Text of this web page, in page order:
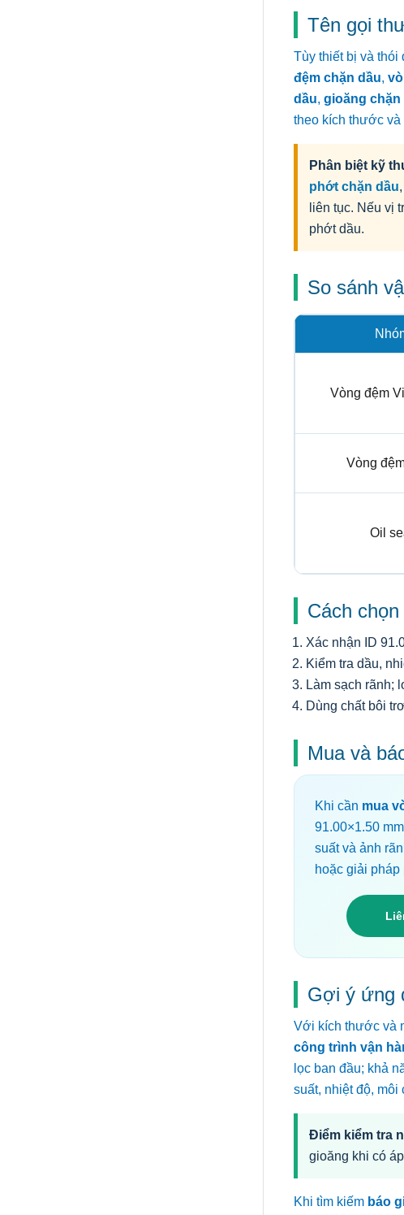
Tên gọi
Tùy thiết bị và thói
đệm chặn dầu,
dầu, gioăng chặn
theo kích thước và
Phân biệt kỹ
phớt chặn dầu,
liên tục. Nếu vị
phớt dầu.
So sánh
Vòng đệm
Vòng
Oil
Cách
Xác nhận ID
Kiểm tra dầu,
Làm sạch rãnh;
Dùng chất bôi
Mua và
Khi cần mua
91.00×1.50
suất và ảnh
hoặc giải pháp
Gợi ý ứng
Với kích thước và
công trình vận
lọc ban đầu; khả
suất, nhiệt độ, môi
Điểm kiểm tra
gioăng khi có
Khi tìm kiếm báo